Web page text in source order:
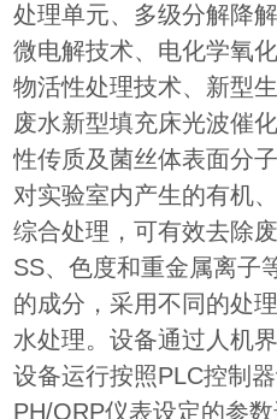
处理单元、多级分解降
微电解技术、电化学氧
物活性处理技术、新型
废水新型填充床光波催
性传质及菌丝体表面分
对实验室内产生的有机
综合处理，可有效去除
SS、色度和重金属离子
的成分，采用不同的处
水处理。设备通过人机
设备运行按照PLC控制
PH/ORP仪表设定的参